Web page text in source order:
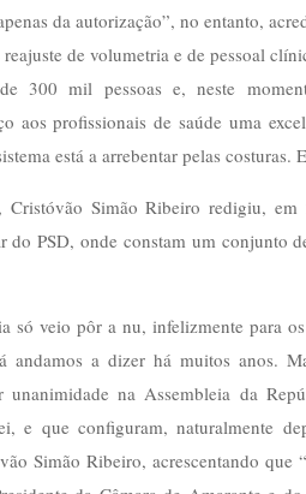
da autorização”, no entanto,
de volumetria e de pessoal
300 mil pessoas e, neste
aos profissionais de saúde uma
está a arrebentar pelas costuras.
Cristóvão Simão Ribeiro redigiu,
do PSD, onde constam um conjunto
só veio pôr a nu, infelizmente para
a dizer há muitos anos.
unanimidade na Assembleia da
e que configuram, naturalmente
Simão Ribeiro, acrescentando que